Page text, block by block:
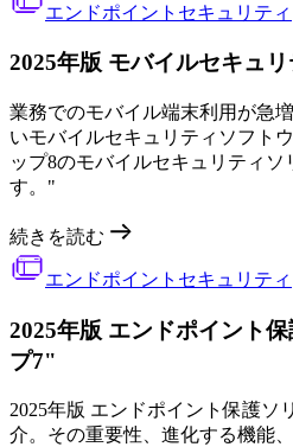
エンドポイントセキュリティ
2025年版 モバイルセキュ
業務でのモバイル端末利用が急
いモバイルセキュリティソフト
ップ8のモバイルセキュリティソ
す。"
続きを読む
エンドポイントセキュリティ
2025年版 エンドポイント
プ7"
2025年版 エンドポイント保護ソ
介。その重要性、進化する機能